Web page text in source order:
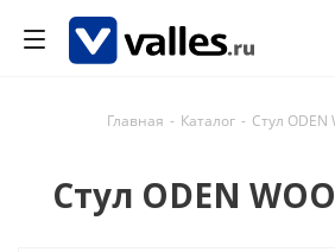
Главная - Каталог - Стул ODEN
Стул ODEN